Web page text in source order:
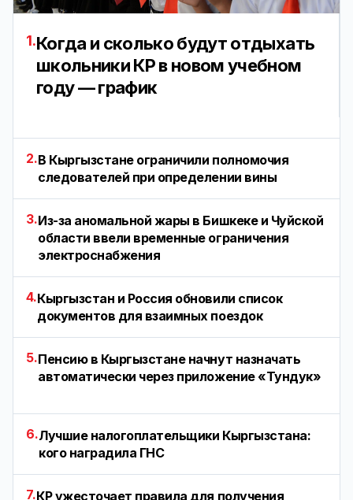
1.Когда и сколько будут отдыхать
школьники КР в новом учебном
году — график
2.В Кыргызстане ограничили полномочия
следователей при определении вины
3.Из-за аномальной жары в Бишкеке и Чуйской
области ввели временные ограничения
электроснабжения
4.Кыргызстан и Россия обновили список
документов для взаимных поездок
5.Пенсию в Кыргызстане начнут назначать
автоматически через приложение «Тундук»
6.Лучшие налогоплательщики Кыргызстана:
кого наградила ГНС
7.КР ужесточает правила для получения